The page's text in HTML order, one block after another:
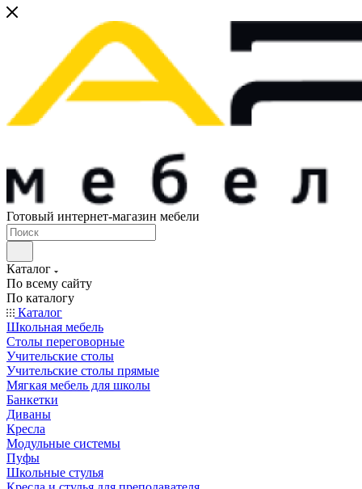
Готовый интернет-магазин мебели
Каталог
По всему сайту
По каталогу
Каталог
Школьная мебель
Столы переговорные
Учительские столы
Учительские столы прямые
Мягкая мебель для школы
Банкетки
Диваны
Кресла
Модульные системы
Пуфы
Школьные стулья